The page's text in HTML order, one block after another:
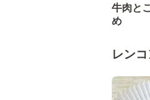
牛肉と
め
レン